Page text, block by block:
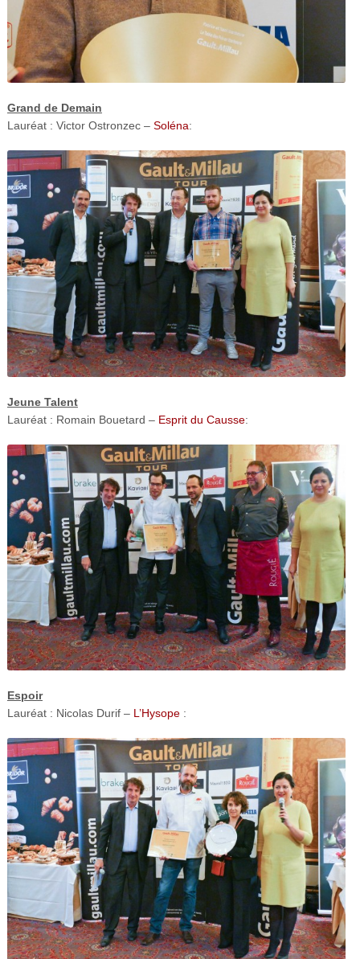
Grand de Demain
Lauréat : Victor Ostronzec – Soléna:
Jeune Talent
Lauréat : Romain Bouetard – Esprit du Causse:
Espoir
Lauréat : Nicolas Durif – L’Hysope: